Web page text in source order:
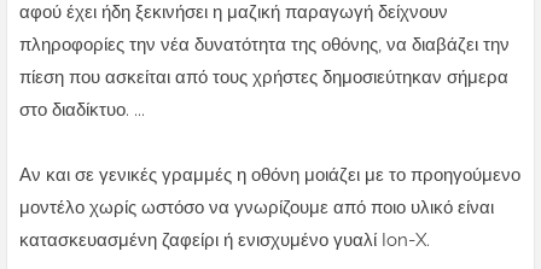
αφού έχει ήδη ξεκινήσει η μαζική παραγωγή δείχνουν
πληροφορίες την νέα δυνατότητα της οθόνης, να διαβάζει την
πίεση που ασκείται από τους χρήστες δημοσιεύτηκαν σήμερα
στο διαδίκτυο. ...
Αν και σε γενικές γραμμές η οθόνη μοιάζει με το προηγούμενο
μοντέλο χωρίς ωστόσο να γνωρίζουμε από ποιο υλικό είναι
κατασκευασμένη ζαφείρι ή ενισχυμένο γυαλί Ion-X.